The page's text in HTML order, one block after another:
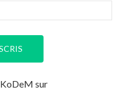
sur